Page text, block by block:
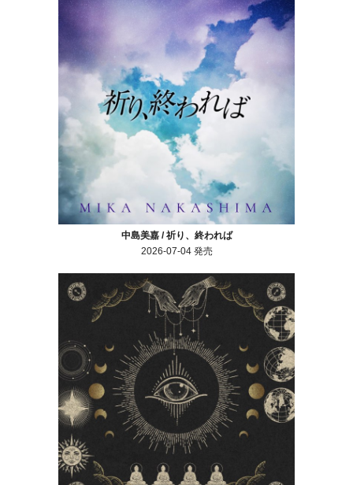
中島美嘉 / 祈り、終われば
2026-07-04 発売